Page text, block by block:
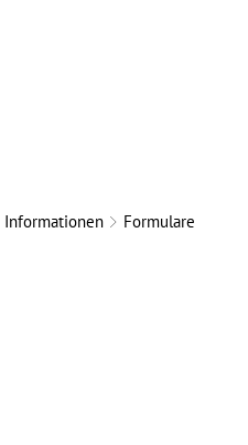
Informationen Formulare